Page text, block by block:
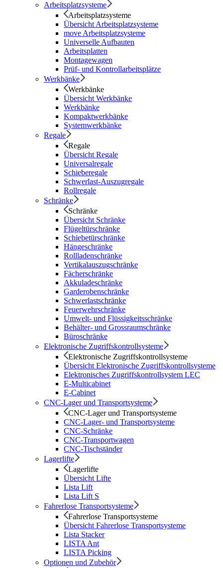
Arbeitsplatzsysteme
Arbeitsplatzsysteme
Übersicht Arbeitsplatzsysteme
move Arbeitsplatzsysteme
Universelle Aufbauten
Arbeitsplatten
Montagewagen
Prüf- und Kontrollarbeitsplätze
Werkbänke
Werkbänke
Übersicht Werkbänke
Werkbänke
Kompaktwerkbänke
Systemwerkbänke
Regale
Regale
Übersicht Regale
Universalregale
Schieberegale
Schwerlast-Auszugregale
Rollregale
Schränke
Schränke
Übersicht Schränke
Flügeltürschränke
Schiebetürschränke
Hängeschränke
Rollladenschränke
Vertikalauszugschränke
Fächerschränke
Akkuladeschränke
Garderobenschränke
Schwerlastschränke
Feuerwehrschränke
Umwelt- und Flüssigkeitsschränke
Behälter- und Grossraumschränke
Büroschränke
Elektronische Zugriffskontrollsysteme
Elektronische Zugriffskontrollsysteme
Übersicht Elektronische Zugriffskontrollsysteme
Elektronisches Zugriffskontrollsystem LEC
E-Multicabinet
E-Cabinet
CNC-Lager und Transportsysteme
CNC-Lager und Transportsysteme
CNC-Lager- und Transportsysteme
CNC-Schränke
CNC-Transportwagen
CNC-Tischständer
Lagerlifte
Lagerlifte
Übersicht Lifte
Lista Lift
Lista Lift S
Fahrerlose Transportsysteme
Fahrerlose Transportsysteme
Übersicht Fahrerlose Transportsysteme
Lista Stacker
LISTA Ant
LISTA Picking
Optionen und Zubehör